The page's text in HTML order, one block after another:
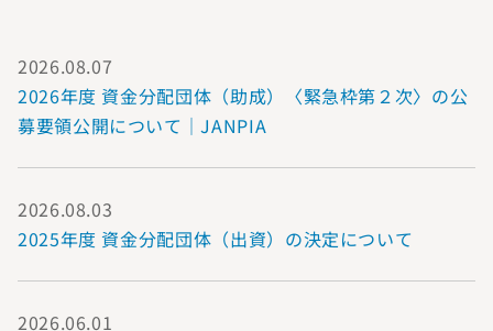
2026.08.07
2026年度 資金分配団体（助成）〈緊急枠第２次〉の公
募要領公開について｜JANPIA
2026.08.03
2025年度 資金分配団体（出資）の決定について
2026.06.01